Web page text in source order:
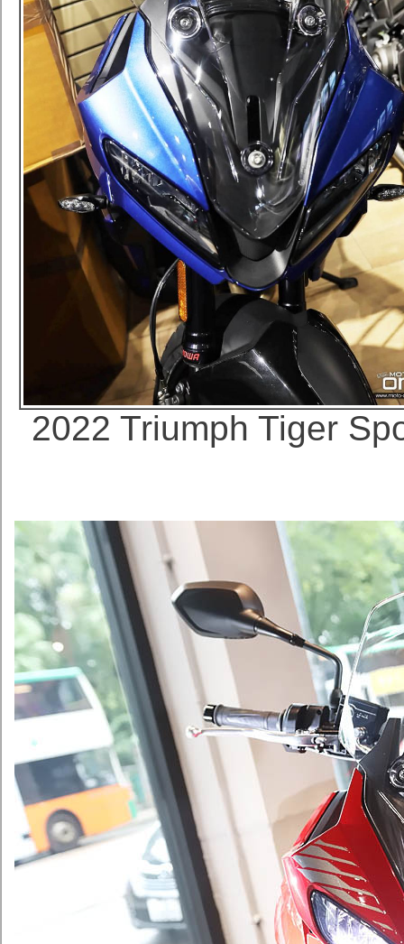
2022 Triumph Tiger